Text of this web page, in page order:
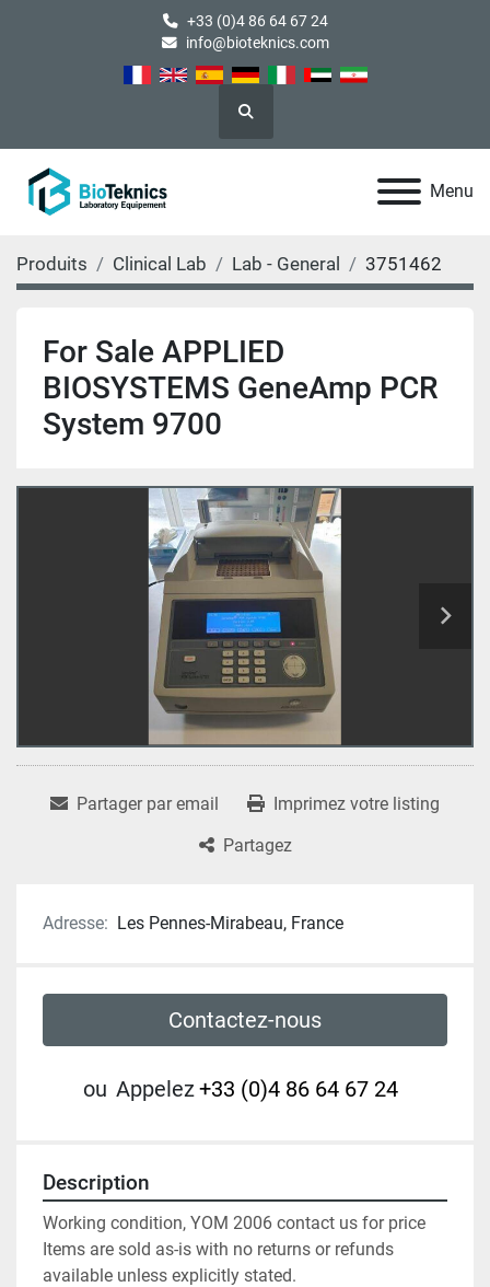
+33 (0)4 86 64 67 24
info@bioteknics.com
Rechercher
Menu
Produits Clinical Lab Lab - General 3751462
For Sale APPLIED
BIOSYSTEMS GeneAmp PCR
System 9700
Partager par email
Imprimez votre listing
Partagez
Adresse: Les Pennes-Mirabeau, France
Contactez-nous
ou Appelez+33 (0)4 86 64 67 24
Description
Working condition, YOM 2006 contact us for price
Items are sold as-is with no returns or refunds
available unless explicitly stated.